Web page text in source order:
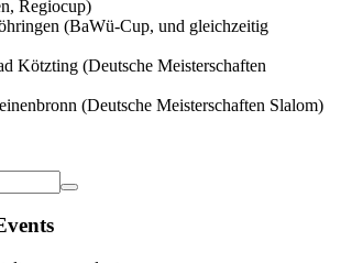
Regiocup)
(BaWü-Cup, und gleichzeitig
Kötzting (Deutsche Meisterschaften
(Deutsche Meisterschaften Slalom)